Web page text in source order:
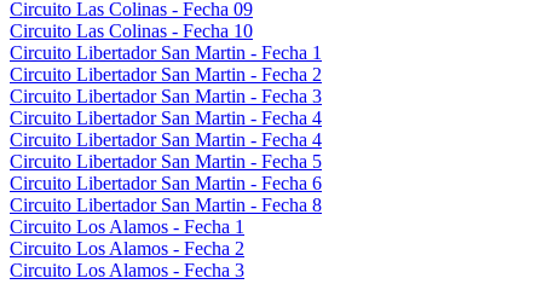
Circuito Las Colinas - Fecha 09
Circuito Las Colinas - Fecha 10
Circuito Libertador San Martin - Fecha 1
Circuito Libertador San Martin - Fecha 2
Circuito Libertador San Martin - Fecha 3
Circuito Libertador San Martin - Fecha 4
Circuito Libertador San Martin - Fecha 4
Circuito Libertador San Martin - Fecha 5
Circuito Libertador San Martin - Fecha 6
Circuito Libertador San Martin - Fecha 8
Circuito Los Alamos - Fecha 1
Circuito Los Alamos - Fecha 2
Circuito Los Alamos - Fecha 3